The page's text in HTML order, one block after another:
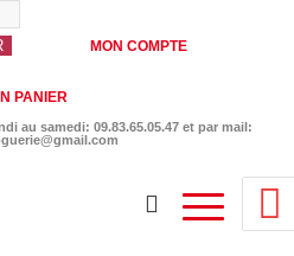
MON COMPTE
PANIER
au samedi: 09.83.65.05.47 et par mail: